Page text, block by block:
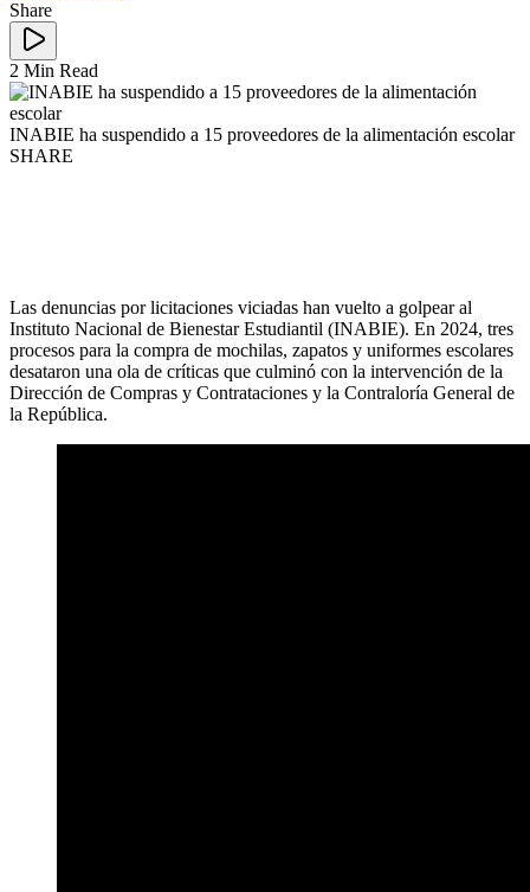
Share
2 Min Read
INABIE ha suspendido a 15 proveedores de la alimentación escolar
SHARE
Las denuncias por licitaciones viciadas han vuelto a golpear al
Instituto Nacional de Bienestar Estudiantil (INABIE). En 2024, tres
procesos para la compra de mochilas, zapatos y uniformes escolares
desataron una ola de críticas que culminó con la intervención de la
Dirección de Compras y Contrataciones y la Contraloría General de
la República.